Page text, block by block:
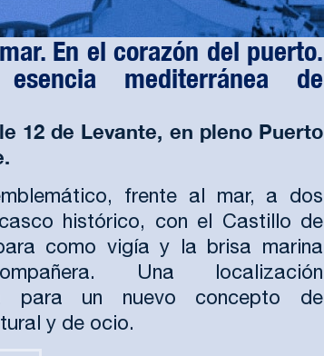
En el corazón del puerto.
mediterránea de
12 de Levante, en pleno Puerto
frente al mar, a dos
histórico, con el Castillo de
como vigía y la brisa marina
Una localización
para un nuevo concepto de
y de ocio.